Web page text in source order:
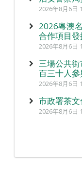
2026年8月6日
2026粵澳
合作項目
2026年8月6日
三場公共
百三十人參
2026年8月6日
市政署茶
2026年8月6日